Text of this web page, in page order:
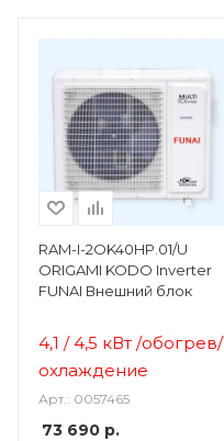
RAM-I-2OK40HP.01/U
ORIGAMI KODO Inverter
FUNAI Внешний блок
4,1 / 4,5 кВт /обогрев/
охлаждение
Арт.: 0057465
73 690 р.